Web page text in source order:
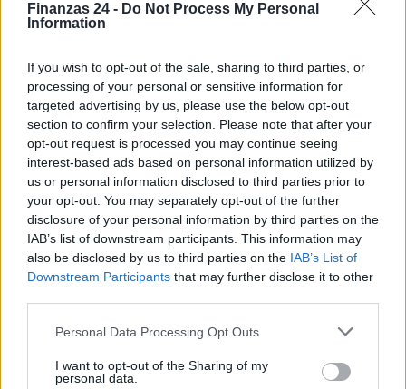
Finanzas 24 - Do Not Process My Personal
Information
If you wish to opt-out of the sale, sharing to third parties, or
processing of your personal or sensitive information for
targeted advertising by us, please use the below opt-out
section to confirm your selection. Please note that after your
opt-out request is processed you may continue seeing
interest-based ads based on personal information utilized by
us or personal information disclosed to third parties prior to
your opt-out. You may separately opt-out of the further
disclosure of your personal information by third parties on the
IAB’s list of downstream participants. This information may
also be disclosed by us to third parties on the IAB’s List of
Downstream Participants that may further disclose it to other
Please note that this website/app uses one or more Google
not limited to your visit or usage behaviour. You may click to
grant or deny consent to Google and its third-party tags to
Personal Data Processing Opt Outs
I want to opt-out of the Sharing of my
personal data.